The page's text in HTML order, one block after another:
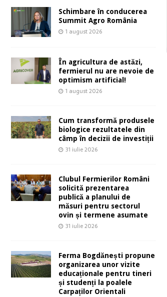
Schimbare în conducerea
Summit Agro România
1 august 2026
În agricultura de astăzi,
fermierul nu are nevoie de
optimism artificial!
1 august 2026
Cum transformă produsele
biologice rezultatele din
câmp în decizii de investiții
31 iulie 2026
Clubul Fermierilor Români
solicită prezentarea
publică a planului de
măsuri pentru sectorul
ovin și termene asumate
31 iulie 2026
Ferma Bogdănești propune
organizarea unor vizite
educaționale pentru tineri
și studenți la poalele
Carpaților Orientali